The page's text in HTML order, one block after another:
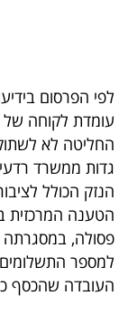
40
UNDER
40
שיתופי
פעולה
לפי הפרסום
עומדת לקוחה
החליטה לא
גדות ממשרד
הטענה המרכזית
פסולה, במסגרתה
למספר
העובדה שהכסף